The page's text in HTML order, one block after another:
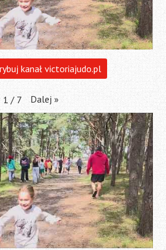
kanał victoriajudo.pl
1 / 7 Dalej »